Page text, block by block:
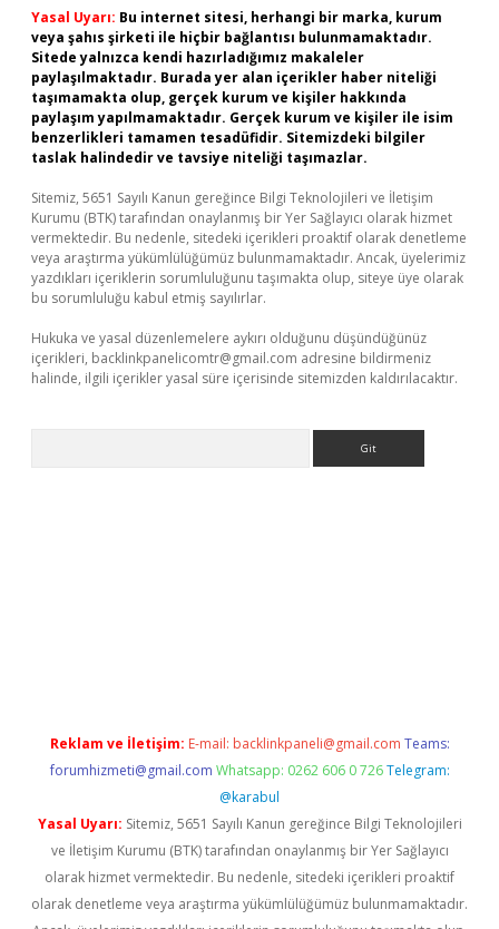
Yasal Uyarı: Bu internet sitesi, herhangi bir marka, kurum
veya şahıs şirketi ile hiçbir bağlantısı bulunmamaktadır.
Sitede yalnızca kendi hazırladığımız makaleler
paylaşılmaktadır. Burada yer alan içerikler haber niteliği
taşımamakta olup, gerçek kurum ve kişiler hakkında
paylaşım yapılmamaktadır. Gerçek kurum ve kişiler ile isim
benzerlikleri tamamen tesadüfidir. Sitemizdeki bilgiler
taslak halindedir ve tavsiye niteliği taşımazlar.
Sitemiz, 5651 Sayılı Kanun gereğince Bilgi Teknolojileri ve İletişim
Kurumu (BTK) tarafından onaylanmış bir Yer Sağlayıcı olarak hizmet
vermektedir. Bu nedenle, sitedeki içerikleri proaktif olarak denetleme
veya araştırma yükümlülüğümüz bulunmamaktadır. Ancak, üyelerimiz
yazdıkları içeriklerin sorumluluğunu taşımakta olup, siteye üye olarak
bu sorumluluğu kabul etmiş sayılırlar.
Hukuka ve yasal düzenlemelere aykırı olduğunu düşündüğünüz
içerikleri, backlinkpanelicomtr@gmail.com adresine bildirmeniz
halinde, ilgili içerikler yasal süre içerisinde sitemizden kaldırılacaktır.
Reklam ve İletişim: E-mail: backlinkpaneli@gmail.com Teams:
forumhizmeti@gmail.com Whatsapp: 0262 606 0 726 Telegram:
@karabul
Yasal Uyarı: Sitemiz, 5651 Sayılı Kanun gereğince Bilgi Teknolojileri
ve İletişim Kurumu (BTK) tarafından onaylanmış bir Yer Sağlayıcı
olarak hizmet vermektedir. Bu nedenle, sitedeki içerikleri proaktif
olarak denetleme veya araştırma yükümlülüğümüz bulunmamaktadır.